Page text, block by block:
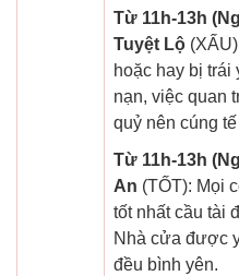
Từ 11h-13h
Tuyệt Lộ
hoặc hay bị trái
nạn, việc quan
quỷ nên cúng
Từ 11h-13h
An (TỐT): Mọi
tốt nhất cầu tài
Nhà cửa được
đều bình yên.